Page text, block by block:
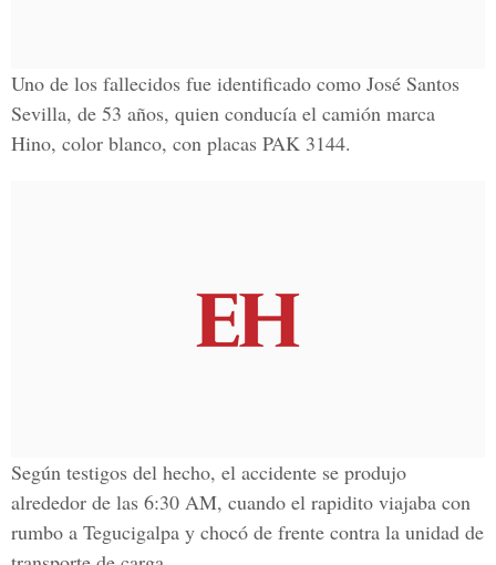
Uno de los fallecidos fue identificado como José Santos
Sevilla, de 53 años, quien conducía el camión marca
Hino, color blanco, con placas PAK 3144.
Según testigos del hecho, el accidente se produjo
alrededor de las 6:30 AM, cuando el rapidito viajaba con
rumbo a Tegucigalpa y chocó de frente contra la unidad de